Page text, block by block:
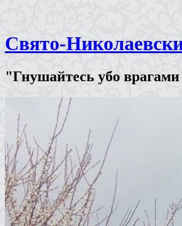
Свято-
"Гнушайтесь убо